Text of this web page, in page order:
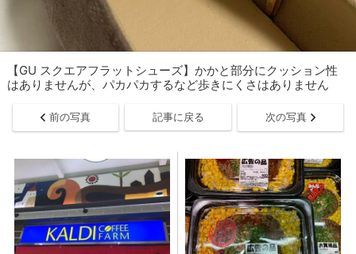
【GU スクエアフラットシューズ】かかと部分にクッション性
はありませんが、パカパカするなど歩きにくさはありません
前の写真 記事に戻る 次の写真